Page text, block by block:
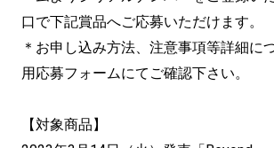
口で下記賞品へご応募いただけます。
＊お申し込み方法、注意事項等詳細に
用応募フォームにてご確認下さい。
【対象商品】